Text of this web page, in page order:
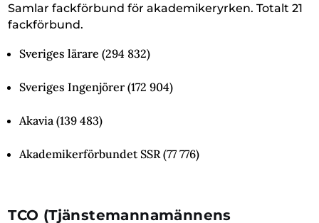
Samlar fackförbund för akademikeryrken. Totalt 21
fackförbund.
Sveriges lärare (294 832)
Sveriges Ingenjörer (172 904)
Akavia (139 483)
Akademikerförbundet SSR (77 776)
TCO (Tjänstemannamännens